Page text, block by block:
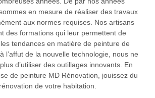
en mesure de réaliser des travaux
aux normes requises. Nos artisans
des formations qui leur permettent de
tendances en matière de peinture de
l’affut de la nouvelle technologie, nous ne
d’utiliser des outillages innovants. En
de peinture MD Rénovation, jouissez du
de votre habitation.